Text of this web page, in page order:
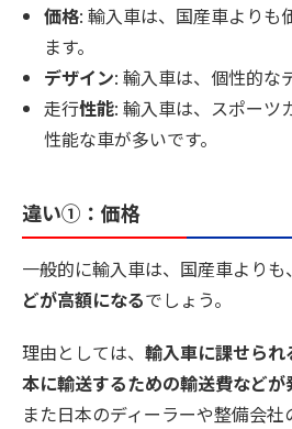
価格: 輸入車は、国産車よりも
ます。
デザイン: 輸入車は、個性的な
走行性能: 輸入車は、スポーツ
性能な車が多いです。
違い①：価格
一般的に輸入車は、国産車よりも、
どが高額になるでしょう。
理由としては、 輸入車に課せら
本に輸送するための輸送費などが
また日本のディーラーや整備会